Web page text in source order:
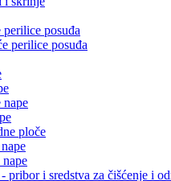
perilice posuđa
perilice posuđa
nape
ploče
pribor i sredstva za čišćenje i